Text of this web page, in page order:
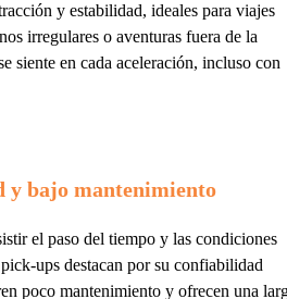
y estabilidad, ideales para viajes
irregulares o aventuras fuera de la
siente en cada aceleración, incluso con
y bajo mantenimiento
el paso del tiempo y las condiciones
ups destacan por su confiabilidad
poco mantenimiento y ofrecen una